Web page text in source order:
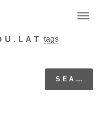
tags